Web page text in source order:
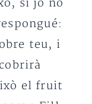
si jo no
teu, i
el fruit